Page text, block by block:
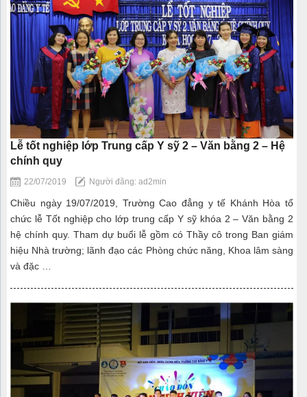
Lễ tốt nghiệp lớp Trung cấp Y sỹ 2 – Văn bằng 2 – Hệ
chính quy
22/07/2019 Người đăng: ad2min
Chiều ngày 19/07/2019, Trường Cao đẳng y tế Khánh Hòa tổ
chức lễ Tốt nghiệp cho lớp trung cấp Y sỹ khóa 2 – Văn bằng 2
hệ chính quy. Tham dự buổi lễ gồm có Thầy cô trong Ban giám
hiệu Nhà trường; lãnh đạo các Phòng chức năng, Khoa lâm sàng
và đặc …